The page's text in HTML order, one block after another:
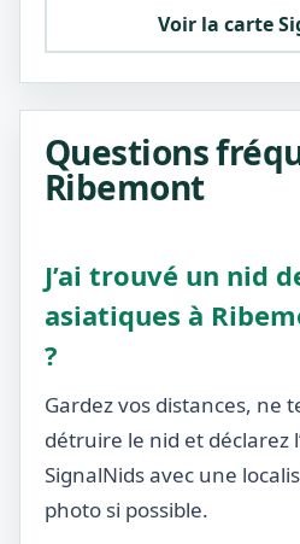
Voir la carte
Questions
Ribemont
J’ai trouvé un nid
asiatiques à
?
Gardez vos distances, ne
détruire le nid et déclarez
SignalNids avec une
photo si possible.